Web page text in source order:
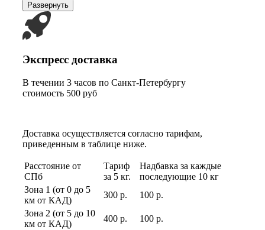
Развернуть
Экспресс доставка
В течении 3 часов по Санкт-Петербургу
стоимость 500 руб
Доставка осуществляется согласно тарифам,
приведенным в таблице ниже.
Расстояние от
СПб
Тариф
за 5 кг.
Надбавка за каждые
последующие 10 кг
Зона 1 (от 0 до 5
км от КАД)
300 р.
100 р.
Зона 2 (от 5 до 10
км от КАД)
400 р.
100 р.